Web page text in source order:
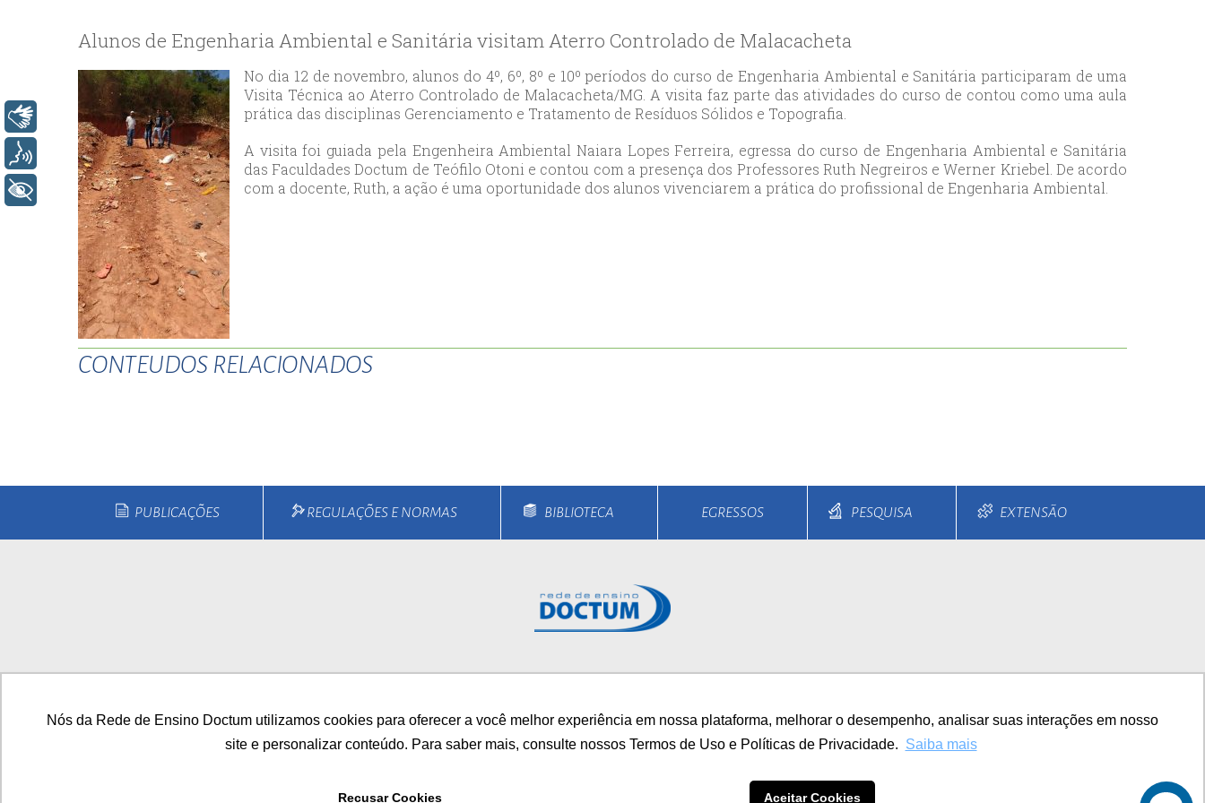
Nós da Rede de Ensino Doctum utilizamos cookies para oferecer a você melhor experiência em nossa plataforma, melhorar o desempenho, analisar suas interações em nosso
site e personalizar conteúdo. Para saber mais, consulte nossos Termos de Uso e Políticas de Privacidade. Saiba mais
Recusar Cookies Aceitar Cookies
avcılar
escort
bagcılar
escort
beylikduzu
escort
bahcesehir
esenyurt
Alunos de Engenharia Ambiental e Sanitária visitam Aterro Controlado de Malacacheta
No dia 12 de novembro, alunos do 4º, 6º, 8º e 10º períodos do curso de Engenharia Ambiental e Sanitária participaram de uma
Visita Técnica ao Aterro Controlado de Malacacheta/MG. A visita faz parte das atividades do curso de contou como uma aula
prática das disciplinas Gerenciamento e Tratamento de Resíduos Sólidos e Topografia.
A visita foi guiada pela Engenheira Ambiental Naiara Lopes Ferreira, egressa do curso de Engenharia Ambiental e Sanitária
das Faculdades Doctum de Teófilo Otoni e contou com a presença dos Professores Ruth Negreiros e Werner Kriebel. De acordo
com a docente, Ruth, a ação é uma oportunidade dos alunos vivenciarem a prática do profissional de Engenharia Ambiental.
CONTEUDOS RELACIONADOS
PUBLICAÇÕES REGULAÇÕES E NORMAS BIBLIOTECA EGRESSOS PESQUISA EXTENSÃO
Home Quem Somos Cursos Unidades Notícias Vestibular Bolsas e Parcelamentos Diferenciais
AUTOAVALIAÇÃO INSTITUCIONAL
Libras
+ Acessibilidade